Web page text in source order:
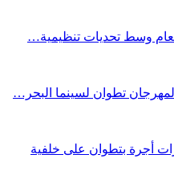
وسط تحديات تنظيمية…
أجرة بتطوان على خلفية